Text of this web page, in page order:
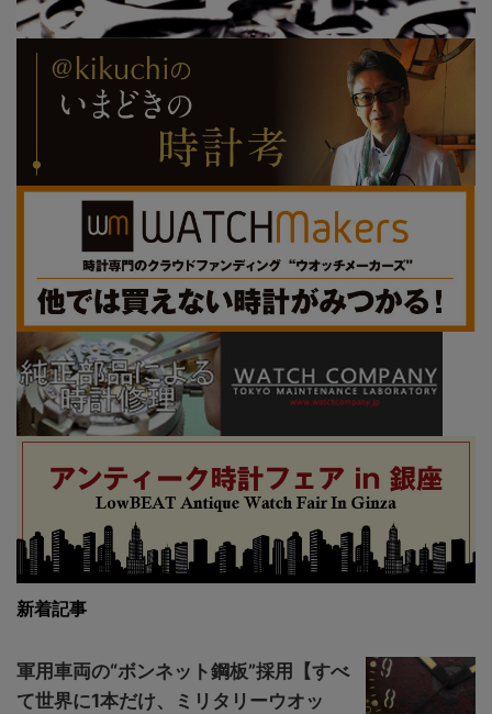
新着記事
軍用車両の“ボンネット鋼板”採用【すべ
て世界に1本だけ、ミリタリーウオッ